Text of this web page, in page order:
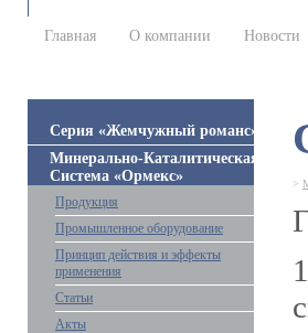
Главная О компании Новости
Серия «Жемчужный романс»
Минерально-Каталитическая
Система «Ормекс»
Продукция
Промышленное оборудование
Принцип действия и эффекты
применения
Статьи
Акты
>